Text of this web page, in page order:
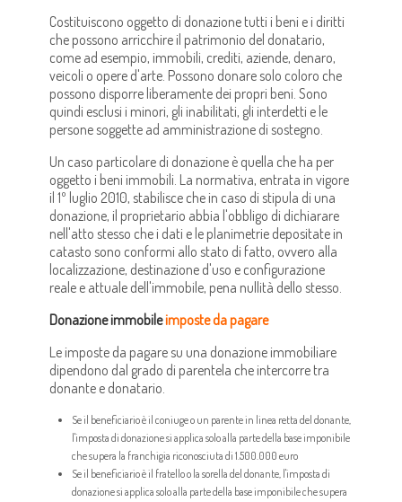
Costituiscono oggetto di donazione tutti i beni e i diritti
che possono arricchire il patrimonio del donatario,
come ad esempio, immobili, crediti, aziende, denaro,
veicoli o opere d'arte. Possono donare solo coloro che
possono disporre liberamente dei propri beni. Sono
quindi esclusi i minori, gli inabilitati, gli interdetti e le
persone soggette ad amministrazione di sostegno.
Un caso particolare di donazione è quella che ha per
oggetto i beni immobili. La normativa, entrata in vigore
il 1º luglio 2010, stabilisce che in caso di stipula di una
donazione, il proprietario abbia l'obbligo di dichiarare
nell'atto stesso che i dati e le planimetrie depositate in
catasto sono conformi allo stato di fatto, ovvero alla
localizzazione, destinazione d'uso e configurazione
reale e attuale dell'immobile, pena nullità dello stesso.
Donazione immobileimposte da pagare
Le imposte da pagare su una donazione immobiliare
dipendono dal grado di parentela che intercorre tra
donante e donatario.
Se il beneficiario è il coniuge o un parente in linea retta del donante,
l'imposta di donazione si applica solo alla parte della base imponibile
che supera la franchigia riconosciuta di 1.500.000 euro
Se il beneficiario è il fratello o la sorella del donante, l'imposta di
donazione si applica solo alla parte della base imponibile che supera